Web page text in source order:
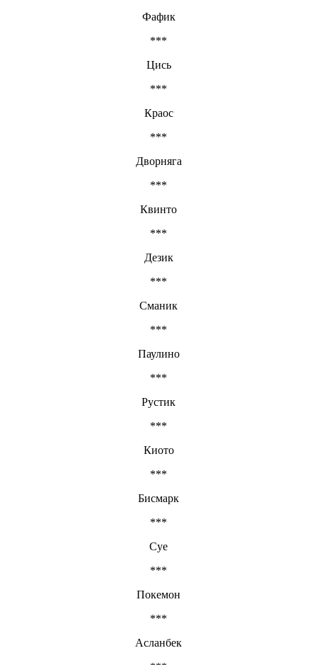
Фафик
***
Цись
***
Краос
***
Дворняга
***
Квинто
***
Дезик
***
Сманик
***
Паулино
***
Рустик
***
Киото
***
Бисмарк
***
Суе
***
Покемон
***
Асланбек